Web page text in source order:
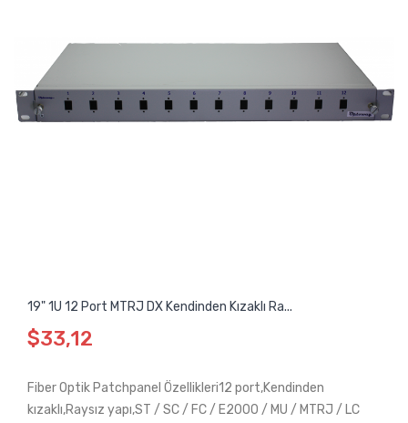
19" 1U 12 Port MTRJ DX Kendinden Kızaklı Ra...
$33,12
Fiber Optik Patchpanel Özellikleri12 port,Kendinden
kızaklı,Raysız yapı,ST / SC / FC / E2000 / MU / MTRJ / LC